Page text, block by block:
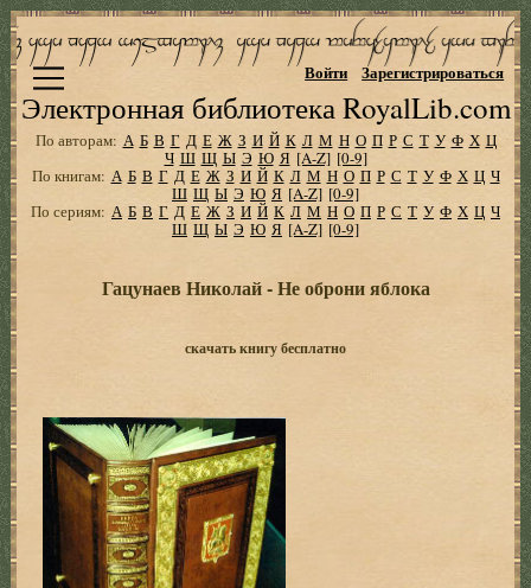
Электронная библиотека RoyalLib.com
Войти Зарегистрироваться
По авторам: А Б В Г Д Е Ж З И Й К Л М Н О П Р С Т У Ф Х Ц
Ч Ш Щ Ы Э Ю Я [A-Z] [0-9]
По книгам: А Б В Г Д Е Ж З И Й К Л М Н О П Р С Т У Ф Х Ц Ч
Ш Щ Ы Э Ю Я [A-Z] [0-9]
По сериям: А Б В Г Д Е Ж З И Й К Л М Н О П Р С Т У Ф Х Ц Ч
Ш Щ Ы Э Ю Я [A-Z] [0-9]
Гацунаев Николай - Не оброни яблока
скачать книгу бесплатно